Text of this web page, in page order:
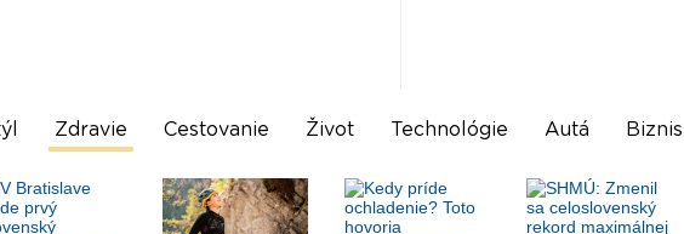
Zdravie Cestovanie Život Technológie Autá Biznis